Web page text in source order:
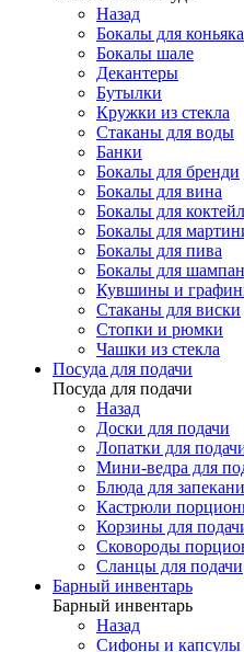
Назад
Бокалы для коньяка
Бокалы шале
Декантеры
Бутылки
Кружки из стекла
Стаканы для воды
Банки
Бокалы для бренди
Бокалы для вина
Бокалы для
Бокалы для
Бокалы для пива
Бокалы для
Кувшины и
Стаканы для виски
Стопки и рюмки
Чашки из стекла
Посуда для подачи
Посуда для подачи
Назад
Доски для подачи
Лопатки для
Мини-ведра для
Блюда для
Кастрюли
Корзины для
Сковороды
Сланцы для подачи
Барный инвентарь
Барный инвентарь
Назад
Сифоны и капсулы